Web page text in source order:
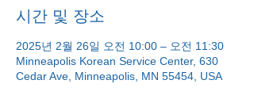
시간 및 장소
2025년 2월 26일 오전 10:00 – 오전 11:30
Minneapolis Korean Service Center, 630
Cedar Ave, Minneapolis, MN 55454, USA